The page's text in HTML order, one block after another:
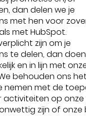
dan delen we je
met hen voor
met HubSpot.
zijn om je
te delen, dan
en in lijn met
behouden ons
met de
activiteiten op onze
zijn of onze